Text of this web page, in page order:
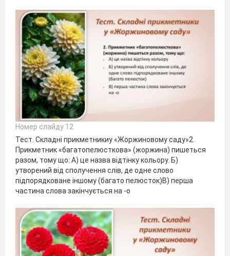
Номер слайду 12
Тест. Складні прикметникиу «Жоржиновому саду»2.
Прикметник «багатопелюсткова» (жоржина) пишеться
разом, тому що: А) це назва відтінку кольору. Б)
утворений від сполучення слів, де одне слово
підпорядковане іншому (багато пелюсток)В) перша
частина слова закінчується на -о